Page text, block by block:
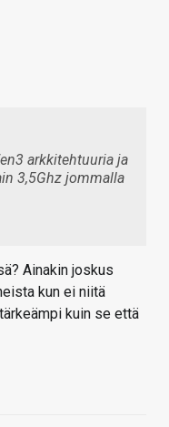
arkkitehtuuria ja
3,5Ghz jommalla
Ainakin joskus
kun ei niitä
kuin se että